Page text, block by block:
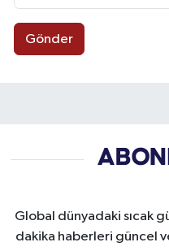
Gönder
Global dünyadaki sıcak
dakika haberleri güncel